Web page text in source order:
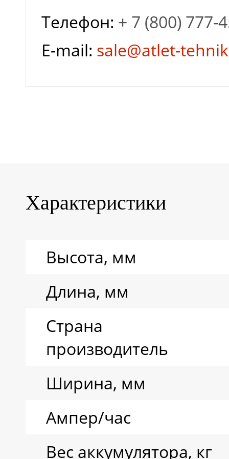
Гарантия завода
Телефон: + 7 (800) 777-
E-mail: sale@atlet-
Характеристики
Высота, мм
Длина, мм
Страна
производитель
Ширина, мм
Ампер/час
Вес аккумулятора, кг